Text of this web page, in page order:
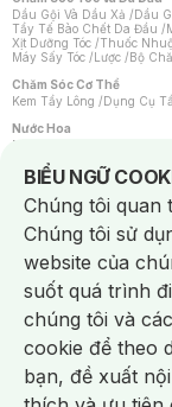
Dầu Gội Và Dầu Xả /Dầu
Tẩy Tế Bào Chết Da Đầu /
Xịt Dưỡng Tóc /Thuốc
Máy Sấy Tóc /Lược /Bộ
Chăm Sóc Cơ Thể
Kem Tẩy Lông /Dụng Cụ
Nước Hoa
Nước Hoa Nữ
Chăm Sóc Cá Nhân
Chống Muỗi /Khẩu Trang /
Sản Phẩm Chăm Sóc Khác
Hỗ Trợ Trắng Răng/Kem
Tăm / Chỉ Nha Khoa/ Xịt
Khăn Ướt Vệ Sinh Vùng
Máy Cạo Râu
Vấn Đề Về Da
Da Dầu / Lỗ Chân Lông To/
Da Nhạy Cảm / Kích Ứng
Quầng Thâm & Bọng Mắt /
Dụng Cụ / Phụ Kiện Chăm
Bông Tẩy Trang
Khăn
BIỂU NGỮ
Notice about
Chúng tôi quan
Chúng tôi sử
website của
suốt quá trình
chúng tôi và
cookie để theo
bạn, đề xuất